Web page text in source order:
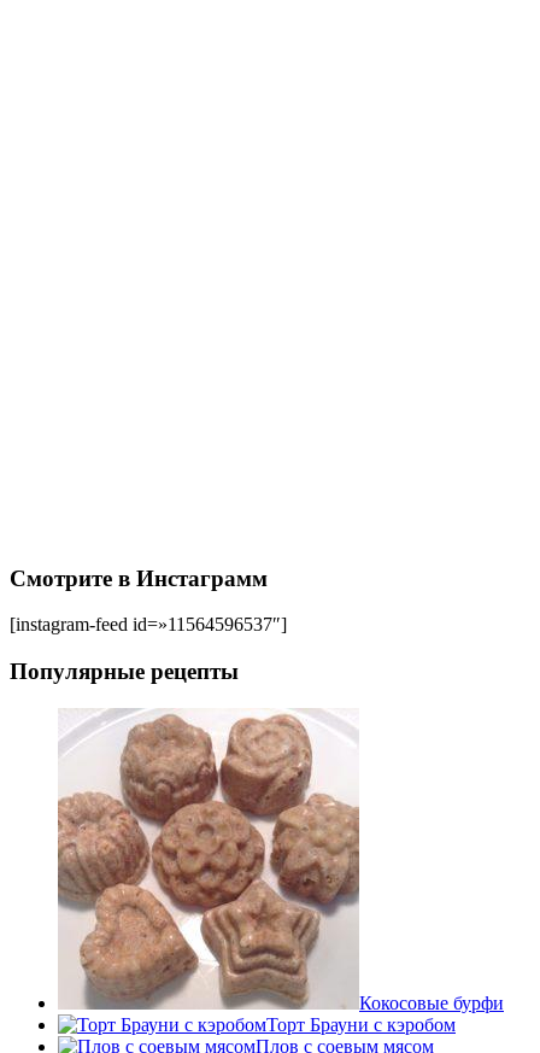
Смотрите в Инстаграмм
[instagram-feed id=»11564596537″]
Популярные рецепты
Кокосовые бурфи
Торт Брауни с кэробом
Плов с соевым мясом